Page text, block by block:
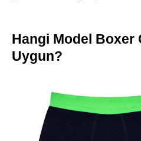
Hangi Model Boxer
Uygun?